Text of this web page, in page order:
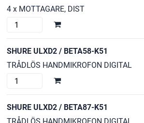
4 x MOTTAGARE, DIST
SHURE
K51
CHANNEL
mängd
SHURE ULXD2 / BETA58-K51
TRÅDLÖS HANDMIKROFON DIGITAL
SHURE
/
BETA58-
SHURE ULXD2 / BETA87-K51